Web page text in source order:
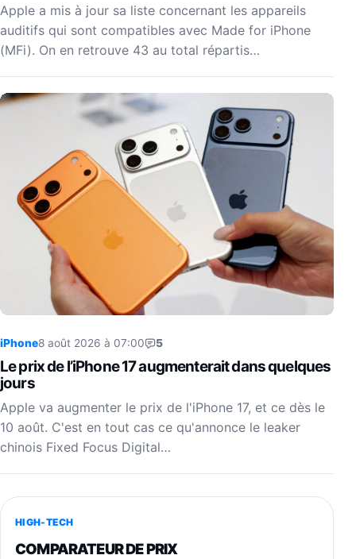
Apple a mis à jour sa liste concernant les appareils
auditifs qui sont compatibles avec Made for iPhone
(MFi). On en retrouve 43 au total répartis…
iPhone8 août 2026 à 07:00 5
Le prix de l’iPhone 17 augmenterait dans quelques
jours
Apple va augmenter le prix de l'iPhone 17, et ce dès le
10 août. C'est en tout cas ce qu'annonce le leaker
chinois Fixed Focus Digital…
HIGH-TECH
COMPARATEUR DE PRIX